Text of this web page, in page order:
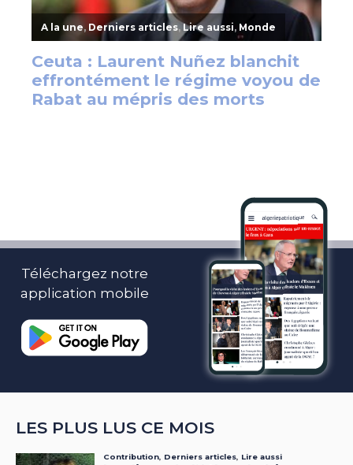
Téléchargez notre
application mobile
LES PLUS LUS CE MOIS